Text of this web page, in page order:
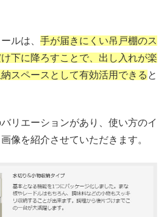
ルは、 手が届きにくい吊戸棚のス
下に降ろすことで、出し入れが楽
スペースとして有効活用できる と
リエーションがあり、使い方のイ
像を紹介させていただきます。